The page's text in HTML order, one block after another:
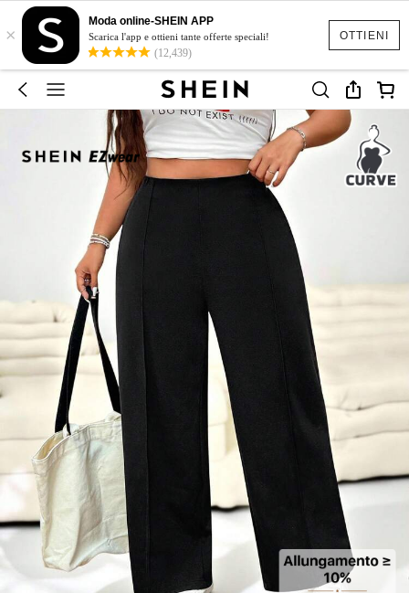
OTTIENI
×
Moda online-SHEIN APP
Scarica l'app e ottieni tante offerte speciali!
(12,439)